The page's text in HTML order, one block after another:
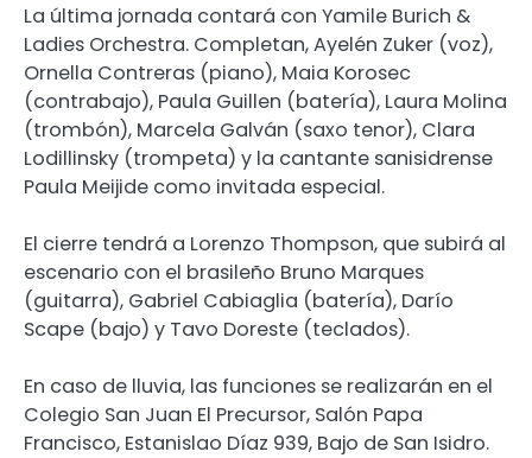
La última jornada contará con Yamile Burich &
Ladies Orchestra. Completan, Ayelén Zuker (voz),
Ornella Contreras (piano), Maia Korosec
(contrabajo), Paula Guillen (batería), Laura Molina
(trombón), Marcela Galván (saxo tenor), Clara
Lodillinsky (trompeta) y la cantante sanisidrense
Paula Meijide como invitada especial.
El cierre tendrá a Lorenzo Thompson, que subirá al
escenario con el brasileño Bruno Marques
(guitarra), Gabriel Cabiaglia (batería), Darío
Scape (bajo) y Tavo Doreste (teclados).
En caso de lluvia, las funciones se realizarán en el
Colegio San Juan El Precursor, Salón Papa
Francisco, Estanislao Díaz 939, Bajo de San Isidro.